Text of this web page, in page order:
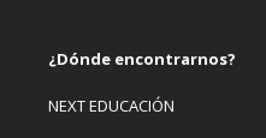
¿Dónde encontrarnos?
NEXT EDUCACIÓN